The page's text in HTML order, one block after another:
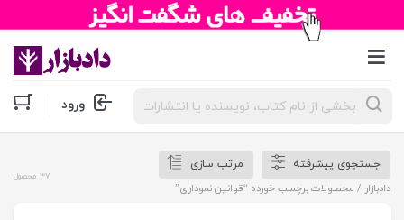
جستجوی
محصولات ورود
جستجوی پیشرفته
مرتب سازی
دادبازار / محصولات برچسب خورده “قوانین نموداری”
37 محصول